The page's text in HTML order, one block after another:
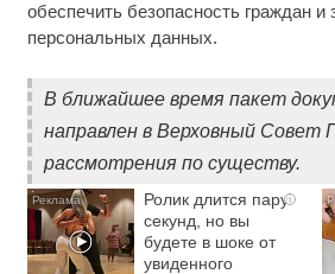
обеспечить безопасность граждан и
персональных данных.
В ближайшее время пакет
направлен в Верховный Совет
рассмотрения по существу.
i
Ролик длится пару
секунд, но вы
будете в шоке от
увиденного